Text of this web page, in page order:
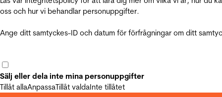
oss och hur vi behandlar personuppgifter.
Ange ditt samtyckes-ID och datum för förfrågningar om ditt
Sälj eller dela inte mina personuppgifter
Tillåt allaAnpassaTillåt valdaInte tillåtet